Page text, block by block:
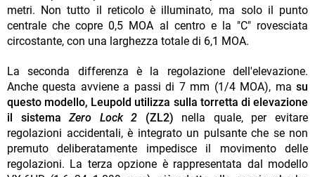
metri. Non tutto il reticolo è illuminato, ma solo il punto
centrale che copre 0,5 MOA al centro e la "C" rovesciata
circostante, con una larghezza totale di 6,1 MOA.
La seconda differenza è la regolazione dell'elevazione.
Anche questa avviene a passi di 7 mm (1/4 MOA), ma su
questo modello, Leupold utilizza sulla torretta di elevazione
il sistemaZero Lock 2 (ZL2) nella quale, per evitare
regolazioni accidentali, è integrato un pulsante che se non
premuto deliberatamente impedisce il movimento delle
regolazioni. La terza opzione è rappresentata dal modello